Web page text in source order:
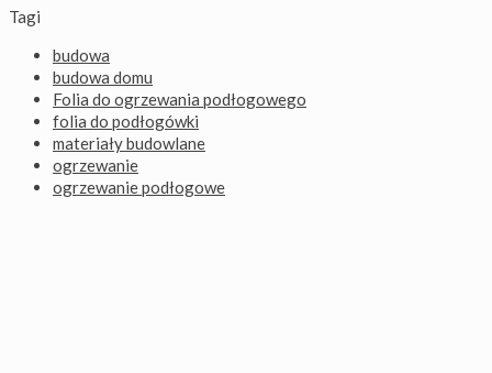
Tagi
budowa
budowa domu
Folia do ogrzewania podłogowego
folia do podłogówki
materiały budowlane
ogrzewanie
ogrzewanie podłogowe